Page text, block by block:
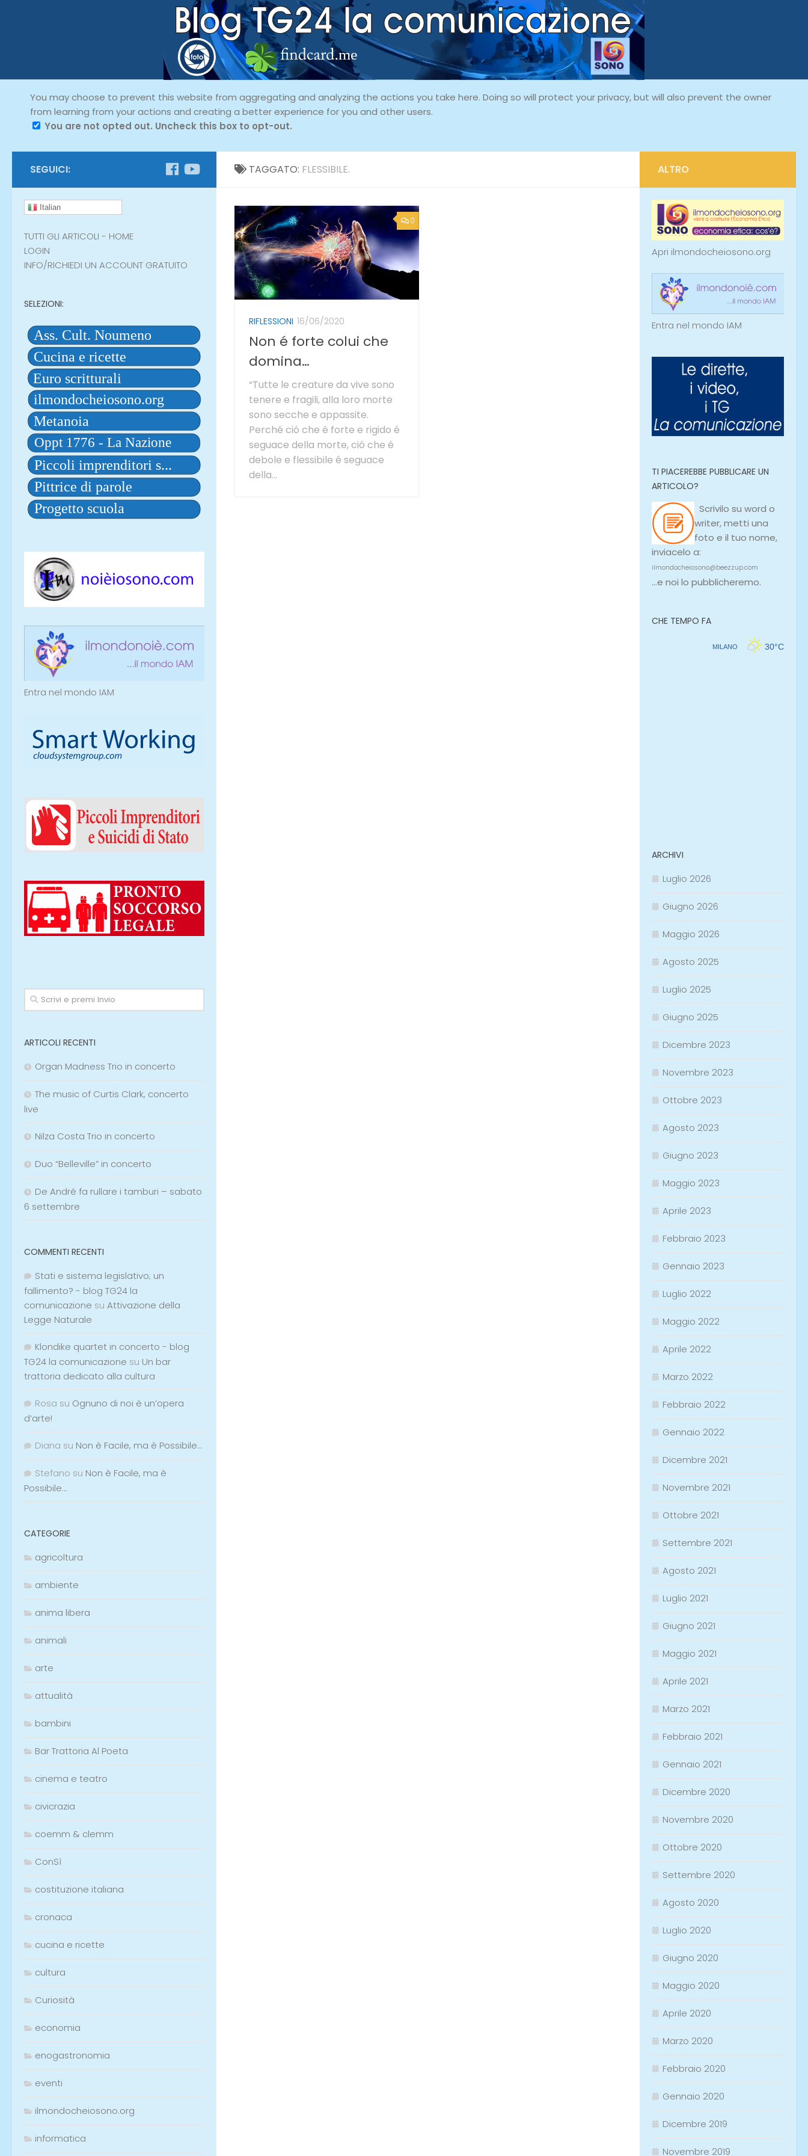
You may choose to prevent this website from aggregating and analyzing the actions you take here. Doing so will protect your privacy, but will also prevent the owner
from learning from your actions and creating a better experience for you and other users.
You are not opted out. Uncheck this box to opt-out.
TAGGATO: FLESSIBILE.
0
RIFLESSIONI 16/06/2020
Non é forte colui che
domina…
“Tutte le creature da vive sono
tenere e fragili, alla loro morte
sono secche e appassite.
Perché ció che é forte e rigido é
seguace della morte, ció che é
debole e flessibile é seguace
della...
SEGUICI:
Italian
TUTTI GLI ARTICOLI - HOME
LOGIN
INFO/RICHIEDI UN ACCOUNT GRATUITO
SELEZIONI:
Entra nel mondo IAM
ARTICOLI RECENTI
Organ Madness Trio in concerto
The music of Curtis Clark, concerto
live
Nilza Costa Trio in concerto
Duo “Belleville” in concerto
De André fa rullare i tamburi – sabato
6 settembre
COMMENTI RECENTI
Stati e sistema legislativo; un
fallimento? - blog TG24 la
comunicazione su Attivazione della
Legge Naturale
Klondike quartet in concerto - blog
TG24 la comunicazione su Un bar
trattoria dedicato alla cultura
Rosa su Ognuno di noi è un’opera
d’arte!
Diana su Non è Facile, ma è Possibile…
Stefano su Non è Facile, ma è
Possibile…
CATEGORIE
agricoltura
ambiente
anima libera
animali
arte
attualità
bambini
Bar Trattoria Al Poeta
cinema e teatro
civicrazia
coemm & clemm
ConSì
costituzione italiana
cronaca
cucina e ricette
cultura
Curiosità
economia
enogastronomia
eventi
ilmondocheiosono.org
informatica
ALTRO
Apri ilmondocheiosono.org
Entra nel mondo IAM
TI PIACEREBBE PUBBLICARE UN
ARTICOLO?
Scrivilo su word o
writer, metti una
foto e il tuo nome,
inviacelo a:
ilmondocheiosono@beezzup.com
...e noi lo pubblicheremo.
CHE TEMPO FA
ARCHIVI
Luglio 2026
Giugno 2026
Maggio 2026
Agosto 2025
Luglio 2025
Giugno 2025
Dicembre 2023
Novembre 2023
Ottobre 2023
Agosto 2023
Giugno 2023
Maggio 2023
Aprile 2023
Febbraio 2023
Gennaio 2023
Luglio 2022
Maggio 2022
Aprile 2022
Marzo 2022
Febbraio 2022
Gennaio 2022
Dicembre 2021
Novembre 2021
Ottobre 2021
Settembre 2021
Agosto 2021
Luglio 2021
Giugno 2021
Maggio 2021
Aprile 2021
Marzo 2021
Febbraio 2021
Gennaio 2021
Dicembre 2020
Novembre 2020
Ottobre 2020
Settembre 2020
Agosto 2020
Luglio 2020
Giugno 2020
Maggio 2020
Aprile 2020
Marzo 2020
Febbraio 2020
Gennaio 2020
Dicembre 2019
Novembre 2019